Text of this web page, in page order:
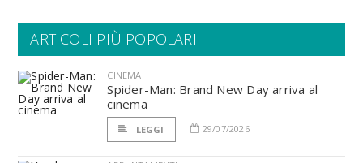
ARTICOLI PIÙ POPOLARI
CINEMA
Spider-Man: Brand New Day arriva al
cinema
LEGGI 29/07/2026